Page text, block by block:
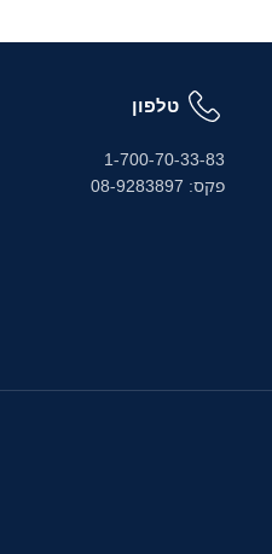
עד 290%
Ethernet.
טלפון
1-700-70-33-83
פקס: 08-9283897